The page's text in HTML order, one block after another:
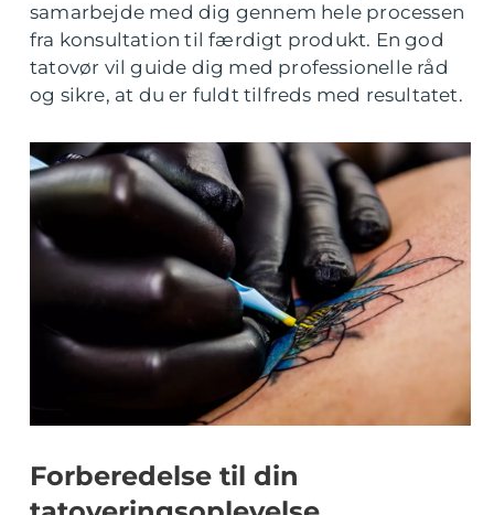
samarbejde med dig gennem hele processen
fra konsultation til færdigt produkt. En god
tatovør vil guide dig med professionelle råd
og sikre, at du er fuldt tilfreds med resultatet.
Forberedelse til din